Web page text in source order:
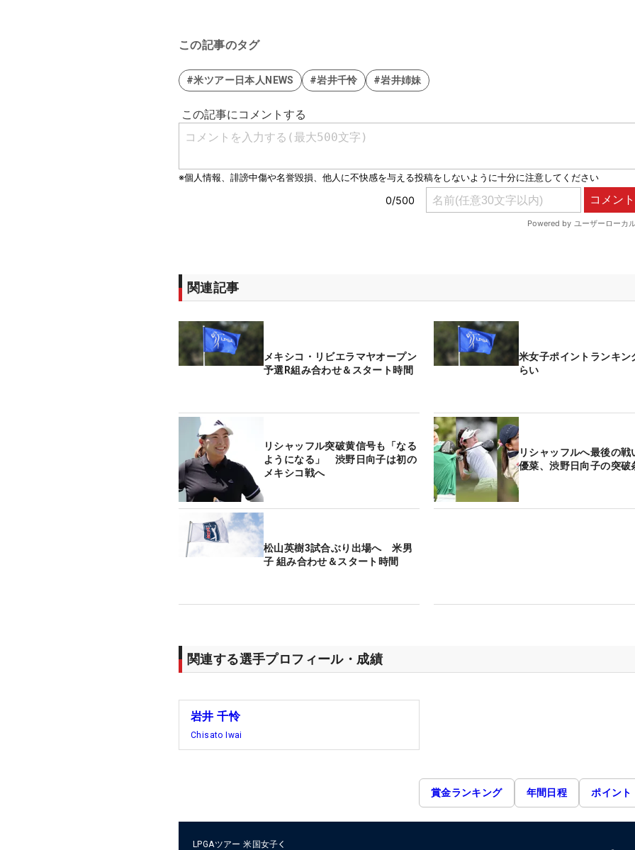
この記事のタグ
#米ツアー日本人NEWS #岩井千怜 #岩井姉妹
関連記事
メキシコ・リビエラマヤオープン
予選R組み合わせ＆スタート時間
米女子ポイントランキン
らい
リシャッフル突破黄信号も「なる
ようになる」 渋野日向子は初の
メキシコ戦へ
リシャッフルへ最後の
優菜、渋野日向子の突破
松山英樹3試合ぶり出場へ 米男
子 組み合わせ＆スタート時間
関連する選手プロフィール・成績
岩井 千怜
Chisato Iwai
賞金ランキング 年間日程 ポイント
LPGAツアー 米国女子